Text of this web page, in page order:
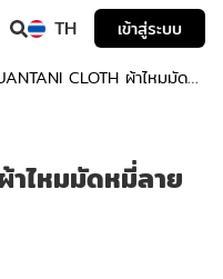
TH
เข้าสู่ระบบ
CLOTH ผ้าไหมมัด
าไหมมัดหมี่ลาย